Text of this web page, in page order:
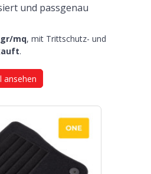
und passgenau
gr/mq, mit Trittschutz- und
.
ansehen